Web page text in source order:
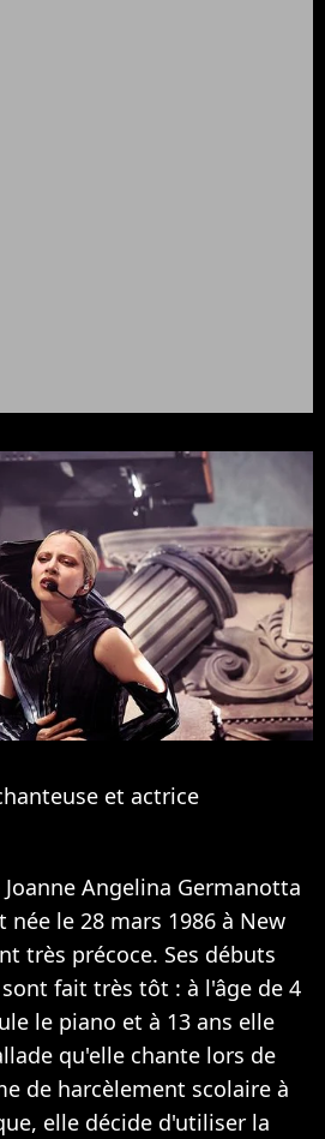
et actrice
Joanne Angelina Germanotta
née le 28 mars 1986 à New
très précoce. Ses débuts
fait très tôt : à l'âge de 4
le piano et à 13 ans elle
qu'elle chante lors de
de harcèlement scolaire à
elle décide d'utiliser la